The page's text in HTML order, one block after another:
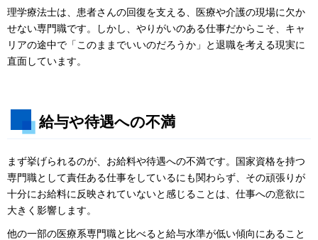
理学療法士は、患者さんの回復を支える、医療や介護の現場に欠か
せない専門職です。しかし、やりがいのある仕事だからこそ、キャ
リアの途中で「このままでいいのだろうか」と退職を考える現実に
直面しています。
給与や待遇への不満
まず挙げられるのが、お給料や待遇への不満です。国家資格を持つ
専門職として責任ある仕事をしているにも関わらず、その頑張りが
十分にお給料に反映されていないと感じることは、仕事への意欲に
大きく影響します。
他の一部の医療系専門職と比べると給与水準が低い傾向にあること